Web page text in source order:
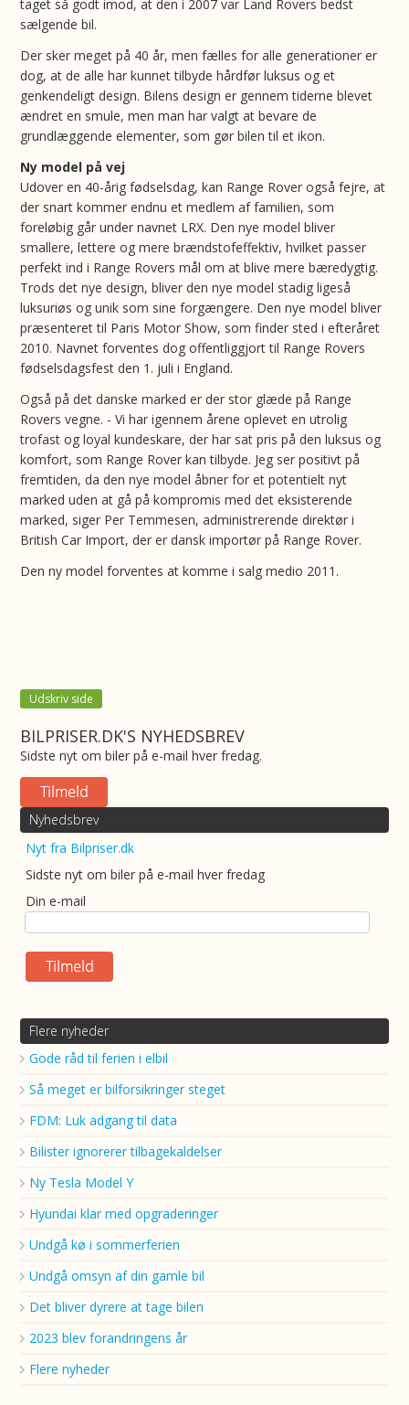
taget så godt imod, at den i 2007 var Land Rovers bedst
sælgende bil.
Der sker meget på 40 år, men fælles for alle generationer er
dog, at de alle har kunnet tilbyde hårdfør luksus og et
genkendeligt design. Bilens design er gennem tiderne blevet
ændret en smule, men man har valgt at bevare de
grundlæggende elementer, som gør bilen til et ikon.
Ny model på vej
Udover en 40-årig fødselsdag, kan Range Rover også fejre, at
der snart kommer endnu et medlem af familien, som
foreløbig går under navnet LRX. Den nye model bliver
smallere, lettere og mere brændstofeffektiv, hvilket passer
perfekt ind i Range Rovers mål om at blive mere bæredygtig.
Trods det nye design, bliver den nye model stadig ligeså
luksuriøs og unik som sine forgængere. Den nye model bliver
præsenteret til Paris Motor Show, som finder sted i efteråret
2010. Navnet forventes dog offentliggjort til Range Rovers
fødselsdagsfest den 1. juli i England.
Også på det danske marked er der stor glæde på Range
Rovers vegne. - Vi har igennem årene oplevet en utrolig
trofast og loyal kundeskare, der har sat pris på den luksus og
komfort, som Range Rover kan tilbyde. Jeg ser positivt på
fremtiden, da den nye model åbner for et potentielt nyt
marked uden at gå på kompromis med det eksisterende
marked, siger Per Temmesen, administrerende direktør i
British Car Import, der er dansk importør på Range Rover.
Den ny model forventes at komme i salg medio 2011.
Udskriv side
BILPRISER.DK'S NYHEDSBREV
Sidste nyt om biler på e-mail hver fredag.
Nyhedsbrev
Nyt fra Bilpriser.dk
Sidste nyt om biler på e-mail hver fredag
Din e-mail
Flere nyheder
Gode råd til ferien i elbil
Så meget er bilforsikringer steget
FDM: Luk adgang til data
Bilister ignorerer tilbagekaldelser
Ny Tesla Model Y
Hyundai klar med opgraderinger
Undgå kø i sommerferien
Undgå omsyn af din gamle bil
Det bliver dyrere at tage bilen
2023 blev forandringens år
Flere nyheder